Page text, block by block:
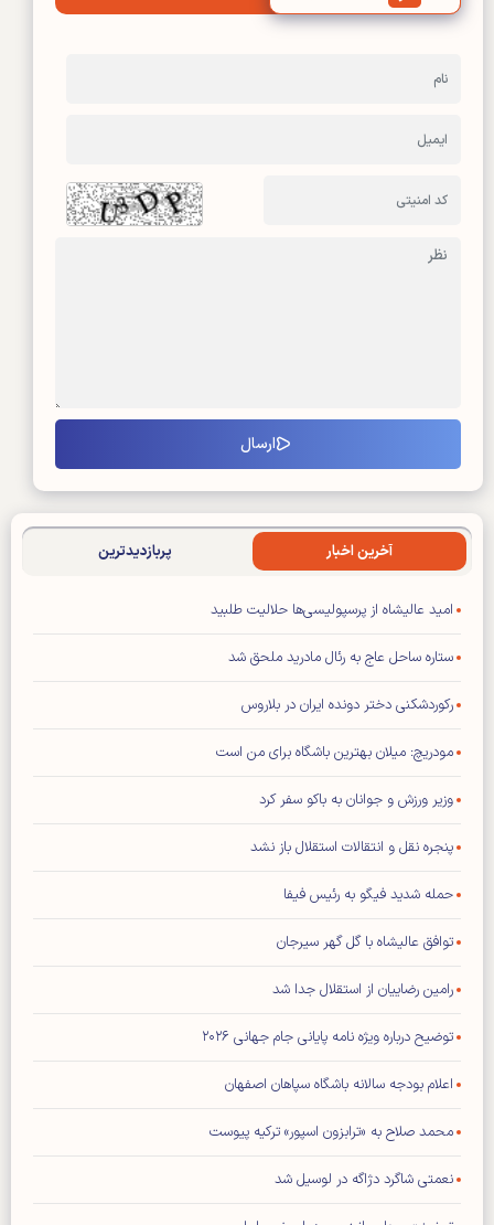
آخرین اخبار پربازدیدترین
امید عالیشاه از پرسپولیسی‌ها حلالیت طلبید
ستاره ساحل عاج به رئال مادرید ملحق شد
رکوردشکنی دختر دونده ایران در بلاروس
مودریچ: میلان بهترین باشگاه برای من است
وزیر ورزش و جوانان به باکو سفر کرد
پنجره نقل و انتقالات استقلال باز نشد
حمله شدید فیگو به رئیس فیفا
توافق عالیشاه با گل گهر سیرجان
رامین رضاییان از استقلال جدا شد
توضیح درباره ویژه نامه پایانی جام جهانی ۲۰۲۶
اعلام بودجه سالانه باشگاه سپاهان اصفهان
محمد صلاح به «ترابزون اسپور» ترکیه پیوست
نعمتی شاگرد دژاگه در لوسیل شد